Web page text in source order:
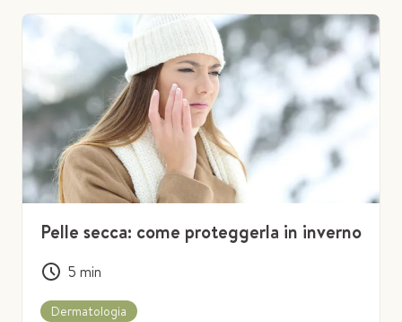
Pelle secca: come proteggerla in inverno
5 min
Dermatologia